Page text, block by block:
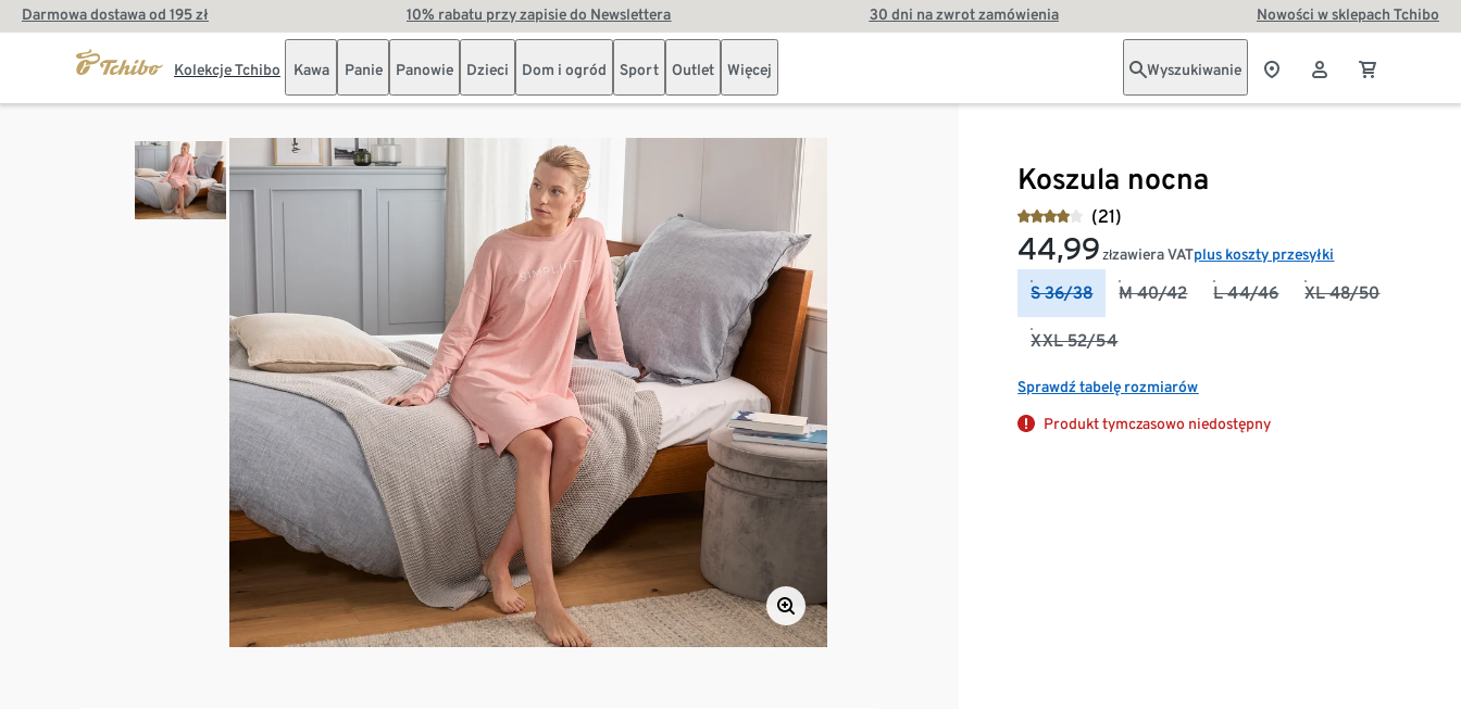
Darmowa dostawa od 195 zł 10% rabatu przy zapisie do Newslettera 30 dni na zwrot zamówienia Nowości w sklepach Tchibo
Kolekcje Tchibo Kawa Panie Panowie Dzieci Dom i ogród Sport Outlet Więcej Wyszukiwanie
Koszula nocna
(21)
44,99 złzawiera VATplus koszty przesyłki
S 36/38 M 40/42 L 44/46 XL 48/50
XXL 52/54
Sprawdź tabelę rozmiarów
Produkt tymczasowo niedostępny